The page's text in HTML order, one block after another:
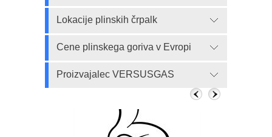
Lokacije plinskih črpalk
Cene plinskega goriva v Evropi
Proizvajalec VERSUSGAS